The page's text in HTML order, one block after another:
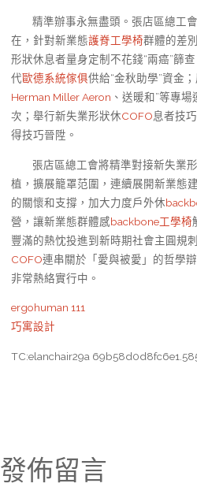
精準辦事永無盡頭。張店區總工
在，針對新業態護脊工學椅群體的差
形狀休息者量身定制不花錢“兩癌”篩
代歐德系統傢俱供給“金秋助學”資金
Herman Miller Aeron 、送暖和”等專
次；舉行新失業形狀休COFO息者技
得技巧晉陞。
張店區總工會將精準對接新失業
植，擴展籠罩范圍，連續展開新業態
的關懷和支撐，加大力度戶外休
營，讓新業態群體感backbone工學椅
豐滿的熱忱投進到新時期社會主圓規
COFO連串關於「愛與被愛」的哲學
非常熱絡實行中。
ergohuman 111
巧寓設計
TC:elanchair29a
發佈留言